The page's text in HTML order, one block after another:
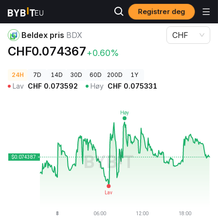
Registrer deg
Kryptopriser
Beldex pris BDX
CHF0.074367+0.60%
CHF
24H 7D 14D 30D 60D 200D 1Y
Lav CHF 0.073592 Høy CHF 0.075331